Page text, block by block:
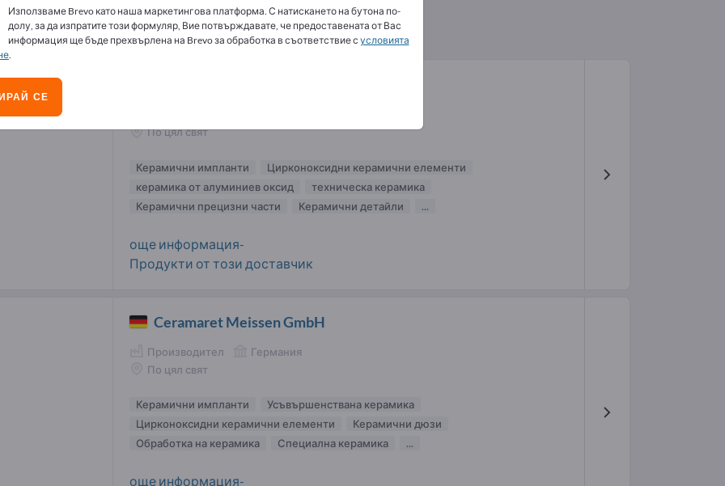
импланти доставчици (2)
По цял свят
Керамични импланти
Цирконоксидни керамични елементи
керамика от алуминиев оксид
техническа керамика
Керамични прецизни части
Керамични детайли ...
още информация-
Продукти от този доставчик
Ceramaret Meissen GmbH
Производител
Германия
По цял свят
Керамични импланти
Усъвършенствана керамика
Цирконоксидни керамични елементи
Керамични дюзи
Обработка на керамика
Специална керамика ...
още информация-
Използваме Brevo като наша маркетингова платформа. С натискането на бутона по-
долу, за да изпратите този формуляр, Вие потвърждавате, че предоставената от Вас
информация ще бъде прехвърлена на Brevo за обработка в съответствие с условията
.
СЕ